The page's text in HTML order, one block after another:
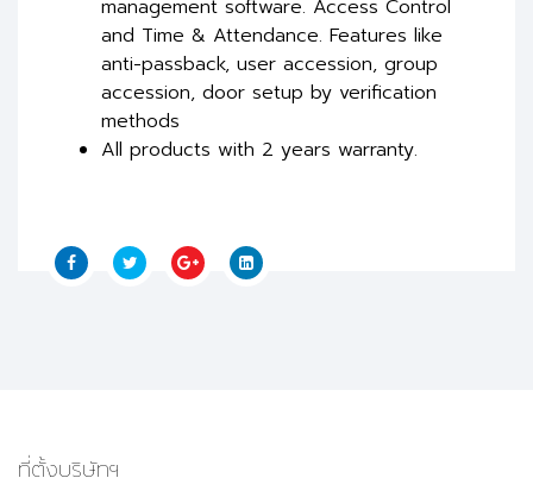
management software. Access Control
and Time & Attendance. Features like
anti-passback, user accession, group
accession, door setup by verification
methods
All products with 2 years warranty.
ที่ตั้งบริษัทฯ